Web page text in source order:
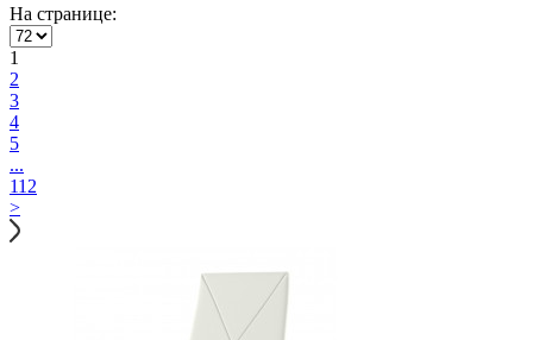
На странице:
1
2
3
4
5
...
112
>